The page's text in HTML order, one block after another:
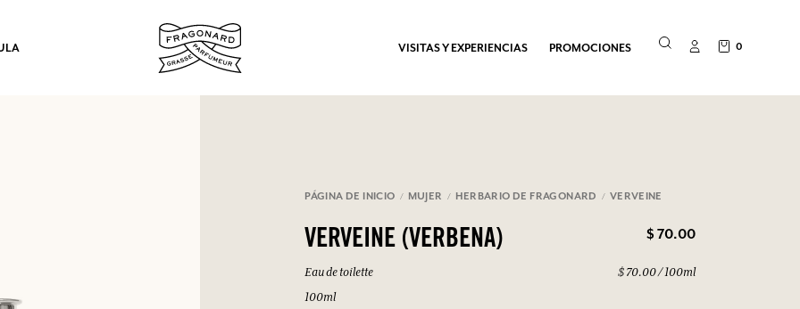
VISITAS Y EXPERIENCIAS PROMOCIONES 0
PÁGINA DE INICIO MUJER HERBARIO DE FRAGONARD VERVEINE
VERVEINE (VERBENA) $ 70.00
Eau de toilette
100ml
$ 70.00 / 100ml